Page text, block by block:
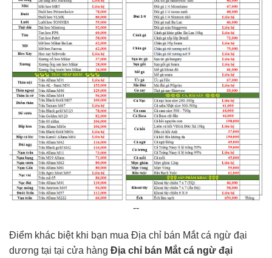
--
Điểm khác biệt khi bạn mua Địa chỉ bán Mắt cá ngừ đại
dương tại tại cửa hàng Địa chỉ bán Mắt cá ngừ đại